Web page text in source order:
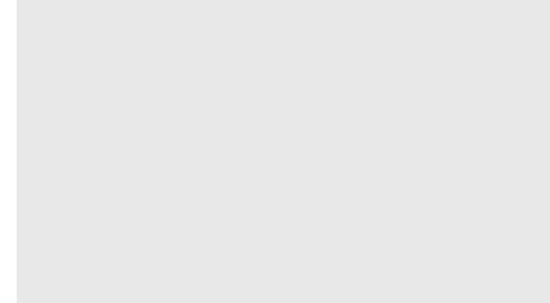
山、高の原・ 近鉄奈良・西大寺・生駒